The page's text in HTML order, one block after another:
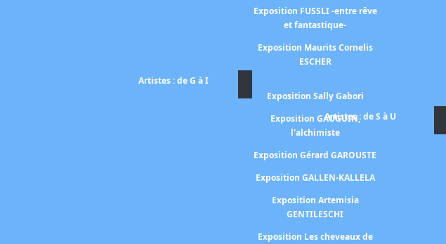
Exposition FUSSLI -entre rêve
et fantastique-
Exposition Maurits Cornelis
ESCHER
Artistes : de G à I
Exposition Sally Gabori
Exposition GAUGUIN,
l'alchimiste
Exposition Gérard GAROUSTE
Exposition GALLEN-KALLELA
Exposition Artemisia
GENTILESCHI
Exposition Les cheveaux de
Artistes : de S à U